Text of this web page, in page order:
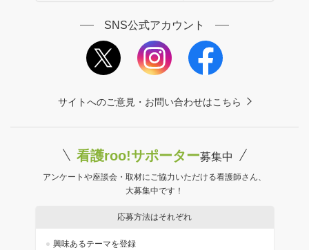
SNS公式アカウント
サイトへのご意見・お問い合わせはこちら
看護roo!サポーター募集中
アンケートや座談会・取材にご協力いただける看護師さん、
大募集中です！
応募方法はそれぞれ
興味あるテーマを登録